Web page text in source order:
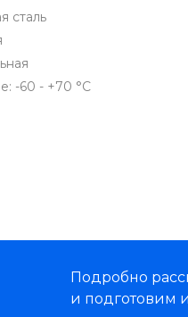
сталь
-60 - +70 °C
Подробно
и подготовим